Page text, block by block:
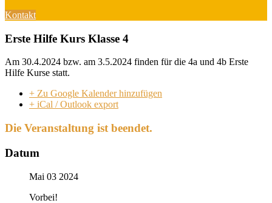
Kontakt
Erste Hilfe Kurs Klasse 4
Am 30.4.2024 bzw. am 3.5.2024 finden für die 4a und 4b Erste
Hilfe Kurse statt.
+ Zu Google Kalender hinzufügen
+ iCal / Outlook export
Die Veranstaltung ist beendet.
Datum
Mai 03 2024
Vorbei!